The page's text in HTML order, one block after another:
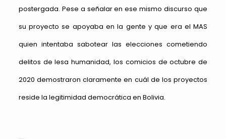
postergada. Pese a señalar en ese mismo discurso que
su proyecto se apoyaba en la gente y que era el MAS
quien intentaba sabotear las elecciones cometiendo
delitos de lesa humanidad, los comicios de octubre de
2020 demostraron claramente en cuál de los proyectos
reside la legitimidad democrática en Bolivia.